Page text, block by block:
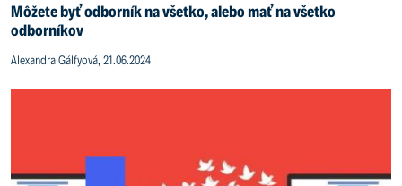
Môžete byť odborník na všetko, alebo mať na všetko
odborníkov
Alexandra Gálfyová, 21.06.2024